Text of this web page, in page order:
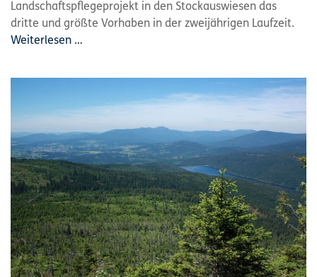
Landschaftspflegeprojekt in den Stockauswiesen das
dritte und größte Vorhaben in der zweijährigen Laufzeit.
Weiterlesen …